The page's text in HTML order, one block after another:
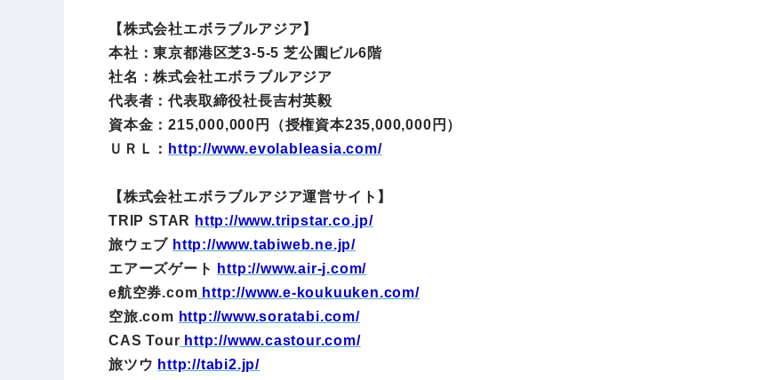
【株式会社エボラブルアジア】
本社：東京都港区芝3-5-5 芝公園ビル6階
社名：株式会社エボラブルアジア
代表者：代表取締役社長吉村英毅
資本金：215,000,000円（授権資本235,000,000円）
ＵＲＬ： http://www.evolableasia.com/
【株式会社エボラブルアジア運営サイト】
TRIP STAR http://www.tripstar.co.jp/
旅ウェブ http://www.tabiweb.ne.jp/
エアーズゲート
http://www.air-j.com/
e航空券.com http://www.e-koukuuken.com/
空旅.com http://www.soratabi.com/
CAS Tour http://www.castour.com/
旅ツウ http://tabi2.jp/